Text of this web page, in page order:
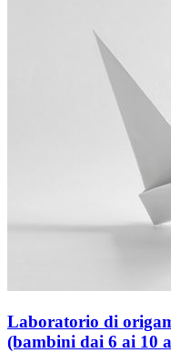
Laboratorio di
(bambini dai 6 ai 10